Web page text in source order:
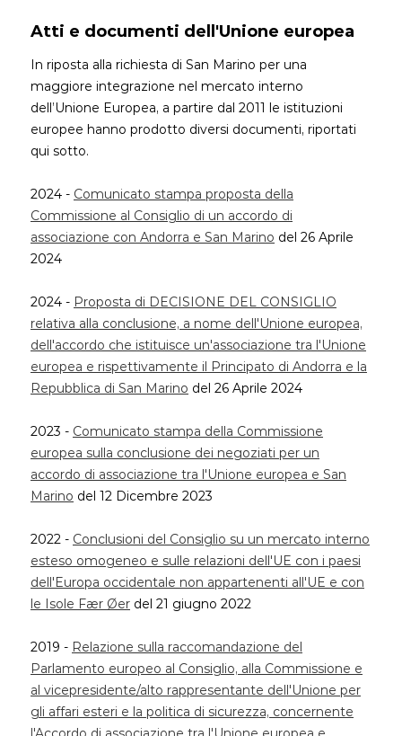
Atti e documenti dell'Unione europea
In riposta alla richiesta di San Marino per una
maggiore integrazione nel mercato interno
dell’Unione Europea, a partire dal 2011 le istituzioni
europee hanno prodotto diversi documenti, riportati
qui sotto.
2024 - Comunicato stampa proposta della
Commissione al Consiglio di un accordo di
associazione con Andorra e San Marino del 26 Aprile
2024
2024 - Proposta di DECISIONE DEL CONSIGLIO
relativa alla conclusione, a nome dell'Unione europea,
dell'accordo che istituisce un'associazione tra l'Unione
europea e rispettivamente il Principato di Andorra e la
Repubblica di San Marino del 26 Aprile 2024
2023 - Comunicato stampa della Commissione
europea sulla conclusione dei negoziati per un
accordo di associazione tra l'Unione europea e San
Marino del 12 Dicembre 2023
2022 - Conclusioni del Consiglio su un mercato interno
esteso omogeneo e sulle relazioni dell'UE con i paesi
dell'Europa occidentale non appartenenti all'UE e con
le Isole Fær Øer del 21 giugno 2022
2019 - Relazione sulla raccomandazione del
Parlamento europeo al Consiglio, alla Commissione e
al vicepresidente/alto rappresentante dell'Unione per
gli affari esteri e la politica di sicurezza, concernente